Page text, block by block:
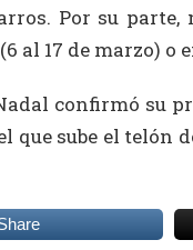
Por su
al 17 de marzo) o
confirmó su
que sube el